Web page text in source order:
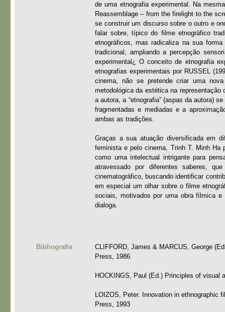
de uma etnografia experimental. Na
Reassemblage – from the firelight to the
se construir um discurso sobre o outro e
falar sobre, típico do filme etnográfico
etnográficos, mas radicaliza na sua
tradicional, ampliando a percepção
experimental¿ O conceito de etnografia
etnografias experimentais por RUSSEL
cinema, não se pretende criar uma
metodológica da estética na
a autora, a “etnografia” (aspas da autora)
fragmentadas e mediadas e a
ambas as tradições.
Graças a sua atuação diversificada em
feminista e pelo cinema, Trinh T. Minh Ha
como uma intelectual intrigante para
atravessado por diferentes saberes,
cinematográfico, buscando identificar
em especial um olhar sobre o filme
sociais, motivados por uma obra fílmica
dialoga.
Bibliografia
CLIFFORD, James & MARCUS, George
Press, 1986.
HOCKINGS, Paul (Ed.) Principles of visual
LOIZOS, Peter. Innovation in ethnographic
Press, 1993